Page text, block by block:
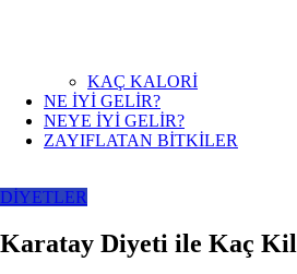
KAÇ KALORİ
NE İYİ GELİR?
NEYE İYİ GELİR?
ZAYIFLATAN BİTKİLER
DİYETLER
Karatay Diyeti ile Kaç